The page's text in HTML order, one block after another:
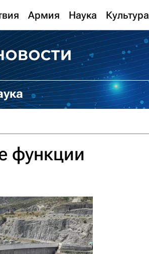
Армия Наука Культура
функции